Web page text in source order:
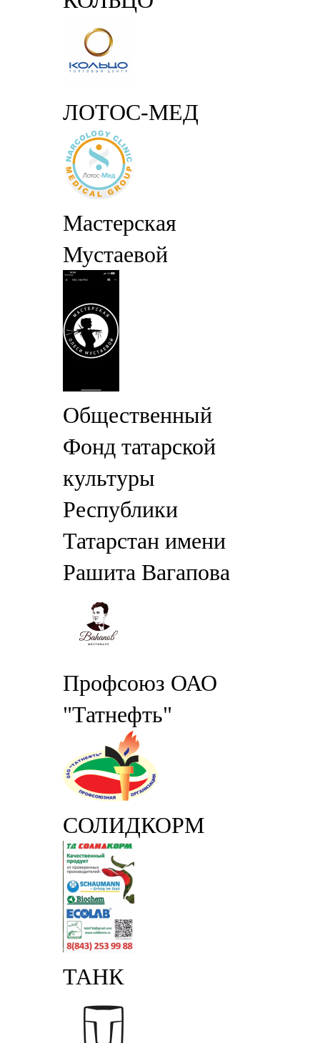
ЛОТОС-МЕД
Мастерская
Мустаевой
Общественный
Фонд татарской
культуры
Республики
Татарстан имени
Рашита Вагапова
Профсоюз ОАО
"Татнефть"
СОЛИДКОРМ
ТАНК